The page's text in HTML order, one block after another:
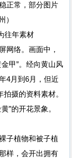
正常，部分图片
）
往年素材
络。画面中，
甲”。经向黄山风
4月到6月，但近
摄的资料素材。
”的开花景象。
子植物和被子植
样，会开出拥有